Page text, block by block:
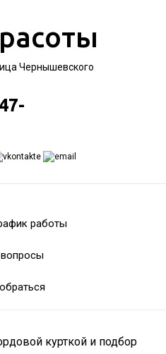
Чернышевского
работы
курткой и подбор